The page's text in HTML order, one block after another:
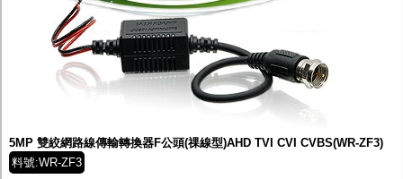
傳統高解析攝影機
鏡頭
投光設備
防護罩及支架
多路攝影機單軸傳輸
視訊轉換設備
雙絞線傳輸器
雜訊改善器
5MP 雙絞網路線傳輸轉換器F公頭(祼線型)AHD TVI CVI CVBS(WR-ZF3)
料號:WR-ZF3